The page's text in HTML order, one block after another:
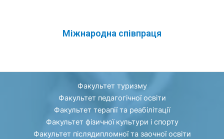
Міжнародна співпраця
Факультет туризму
Факультет педагогічної освіти
Факультет терапії та реабілітації
Факультет фізичної культури і спорту
Факультет післядипломної та заочної освіти